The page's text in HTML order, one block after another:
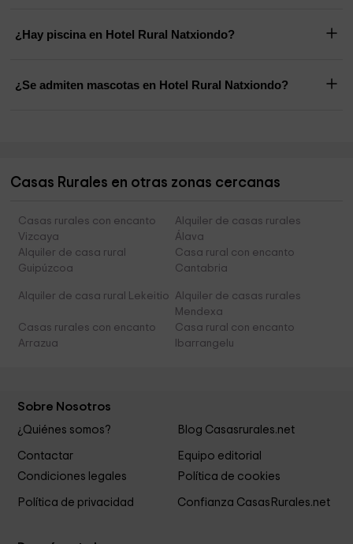
¿Hay piscina en Hotel Rural Natxiondo?
¿Se admiten mascotas en Hotel Rural Natxiondo?
Casas Rurales en otras zonas cercanas
Casas rurales con encanto
Vizcaya
Alquiler de casas rurales
Álava
Alquiler de casa rural
Guipúzcoa
Casa rural con encanto
Cantabria
Alquiler de casa rural Lekeitio
Alquiler de casas rurales
Mendexa
Casas rurales con encanto
Arrazua
Casa rural con encanto
Ibarrangelu
Sobre Nosotros
¿Quiénes somos? Blog Casasrurales.net
Contactar
Equipo editorial
Condiciones legales
Política de cookies
Política de privacidad Confianza CasasRurales.net